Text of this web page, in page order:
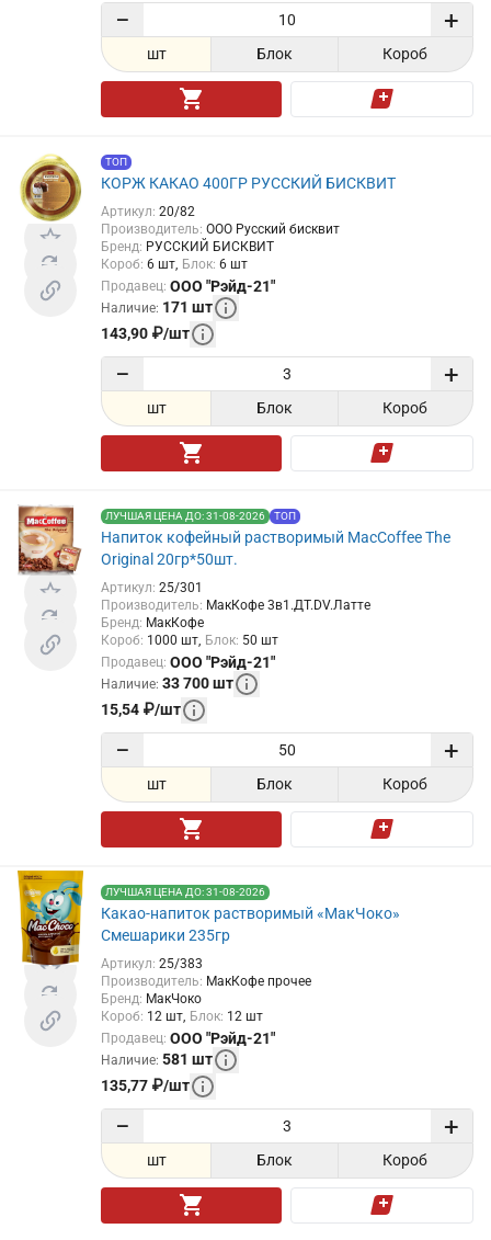
− +
шт Блок Короб
ТОП
КОРЖ КАКАО 400ГР РУССКИЙ БИСКВИТ
Артикул: 20/82
Производитель: ООО Русский бисквит
Бренд: РУССКИЙ БИСКВИТ
Короб: 6 шт Блок: 6 шт
Продавец: ООО "Рэйд-21"
Наличие: 171 шт
143,90 ₽/шт
− +
шт Блок Короб
ЛУЧШАЯ ЦЕНА ДО: 31-08-2026 ТОП
Напиток кофейный растворимый MacCoffee The
Original 20гр*50шт.
Артикул: 25/301
Производитель: МакКофе 3в1.ДТ.DV.Латте
Бренд: МакКофе
Короб: 1000 шт Блок: 50 шт
Продавец: ООО "Рэйд-21"
Наличие: 33 700шт
15,54 ₽/шт
− +
шт Блок Короб
ЛУЧШАЯ ЦЕНА ДО: 31-08-2026
Какао-напиток растворимый «МакЧоко»
Смешарики 235гр
Артикул: 25/383
Производитель: МакКофе прочее
Бренд: МакЧоко
Короб: 12 шт Блок: 12 шт
Продавец: ООО "Рэйд-21"
Наличие: 581 шт
135,77 ₽/шт
− +
шт Блок Короб